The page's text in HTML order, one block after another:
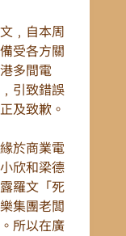
﹐自本周
受各方關
多間電
引致錯誤
及致歉。
於商業電
欣和梁德
羅文「死
集團老闆
所以在廣